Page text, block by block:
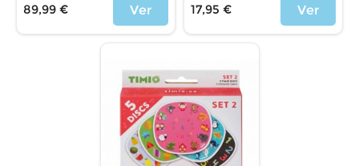
89,99 €
Ver
17,95 €
Ver